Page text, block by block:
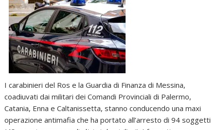
I carabinieri del Ros e la Guardia di Finanza di Messina,
coadiuvati dai militari dei Comandi Provinciali di Palermo,
Catania, Enna e Caltanissetta, stanno conducendo una maxi
operazione antimafia che ha portato all’arresto di 94 soggetti